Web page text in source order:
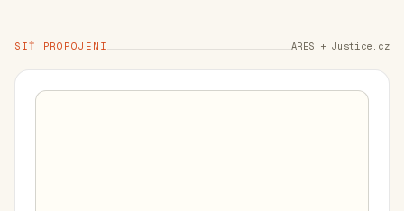
SÍŤ PROPOJENÍ ARES + Justice.cz